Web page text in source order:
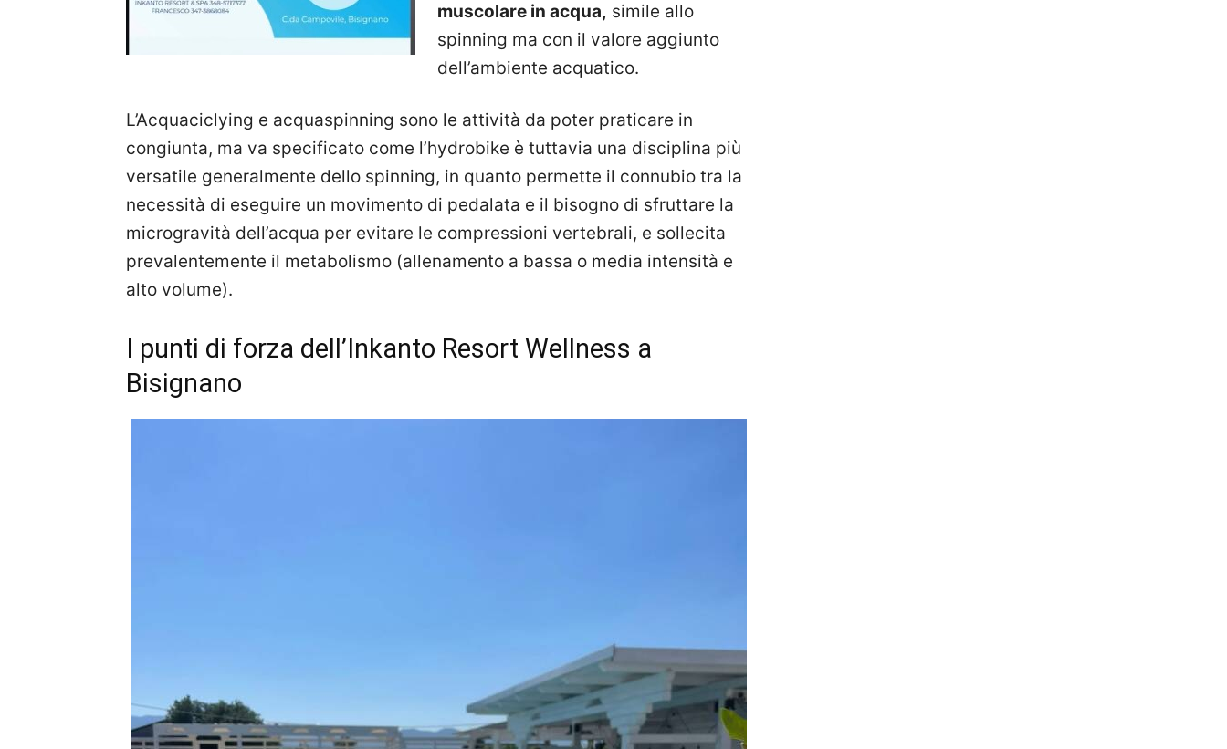
muscolare in acqua, simile allo
spinning ma con il valore aggiunto
dell’ambiente acquatico.
L’Acquaciclying e acquaspinning sono le attività da poter praticare in
congiunta, ma va specificato come l’hydrobike è tuttavia una disciplina più
versatile generalmente dello spinning, in quanto permette il connubio tra la
necessità di eseguire un movimento di pedalata e il bisogno di sfruttare la
microgravità dell’acqua per evitare le compressioni vertebrali, e sollecita
prevalentemente il metabolismo (allenamento a bassa o media intensità e
alto volume).
I punti di forza dell’Inkanto Resort Wellness a
Bisignano